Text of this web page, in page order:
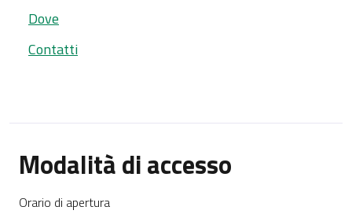
Dove
Contatti
Modalità di accesso
Orario di apertura